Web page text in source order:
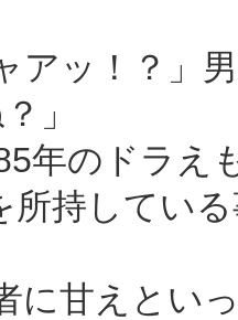
アッ！？」
」
年のドラえ
所持してい
に甘えとい